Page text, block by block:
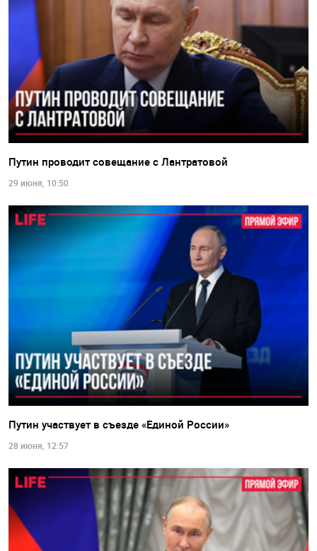
Путин проводит совещание с Лантратовой
29 июня, 10:50
Путин участвует в съезде «Единой России»
28 июня, 12:57